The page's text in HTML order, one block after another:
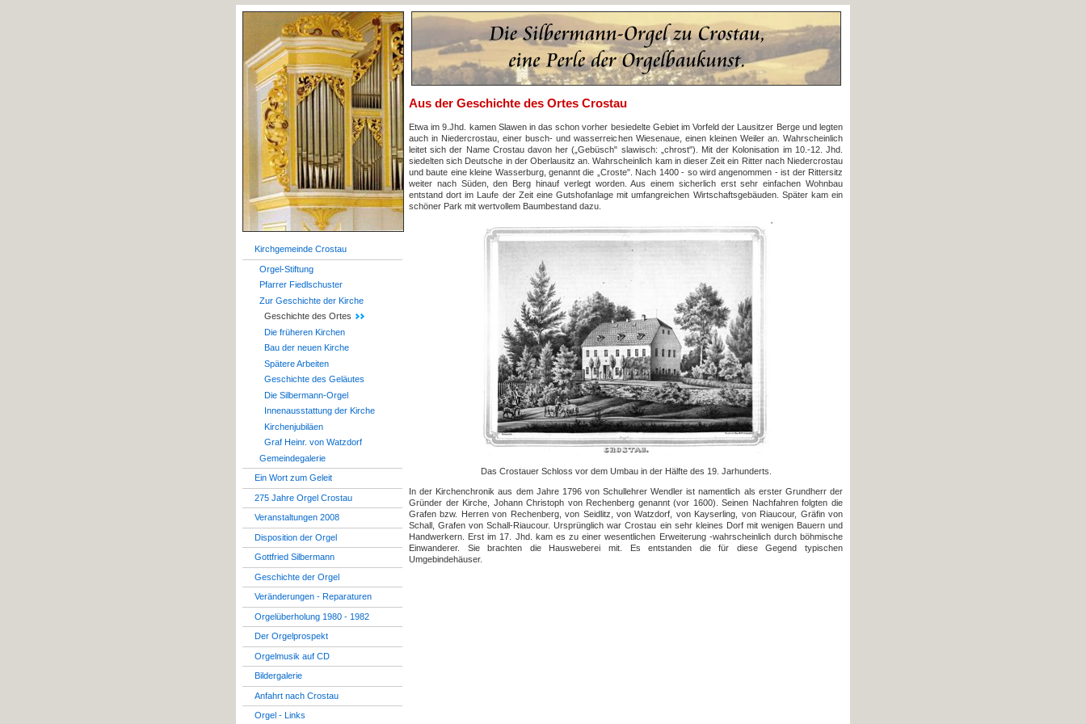
Kirchgemeinde Crostau
Orgel-Stiftung
Pfarrer Fiedlschuster
Zur Geschichte der Kirche
Geschichte des Ortes
Die früheren Kirchen
Bau der neuen Kirche
Spätere Arbeiten
Geschichte des Geläutes
Die Silbermann-Orgel
Innenausstattung der Kirche
Kirchenjubiläen
Graf Heinr. von Watzdorf
Gemeindegalerie
Ein Wort zum Geleit
275 Jahre Orgel Crostau
Veranstaltungen 2008
Disposition der Orgel
Gottfried Silbermann
Geschichte der Orgel
Veränderungen - Reparaturen
Orgelüberholung 1980 - 1982
Der Orgelprospekt
Orgelmusik auf CD
Bildergalerie
Anfahrt nach Crostau
Orgel - Links
Aus der Geschichte des Ortes Crostau
Etwa im 9.Jhd. kamen Slawen in das schon vorher besiedelte Gebiet im Vorfeld der Lausitzer Berge und legten
auch in Niedercrostau, einer busch- und wasserreichen Wiesenaue, einen kleinen Weiler an. Wahrscheinlich
leitet sich der Name Crostau davon her („Gebüsch" slawisch: „chrost"). Mit der Kolonisation im 10.-12. Jhd.
siedelten sich Deutsche in der Oberlausitz an. Wahrscheinlich kam in dieser Zeit ein Ritter nach Niedercrostau
und baute eine kleine Wasserburg, genannt die „Croste". Nach 1400 - so wird angenommen - ist der Rittersitz
weiter nach Süden, den Berg hinauf verlegt worden. Aus einem sicherlich erst sehr einfachen Wohnbau
entstand dort im Laufe der Zeit eine Gutshofanlage mit umfangreichen Wirtschaftsgebäuden. Später kam ein
schöner Park mit wertvollem Baumbestand dazu.
Das Crostauer Schloss vor dem Umbau in der Hälfte des 19. Jarhunderts.
In der Kirchenchronik aus dem Jahre 1796 von Schullehrer Wendler ist namentlich als erster Grundherr der
Gründer der Kirche, Johann Christoph von Rechenberg genannt (vor 1600). Seinen Nachfahren folgten die
Grafen bzw. Herren von Rechenberg, von Seidlitz, von Watzdorf, von Kayserling, von Riaucour, Gräfin von
Schall, Grafen von Schall-Riaucour. Ursprünglich war Crostau ein sehr kleines Dorf mit wenigen Bauern und
Handwerkern. Erst im 17. Jhd. kam es zu einer wesentlichen Erweiterung -wahrscheinlich durch böhmische
Einwanderer. Sie brachten die Hausweberei mit. Es entstanden die für diese Gegend typischen
Umgebindehäuser.